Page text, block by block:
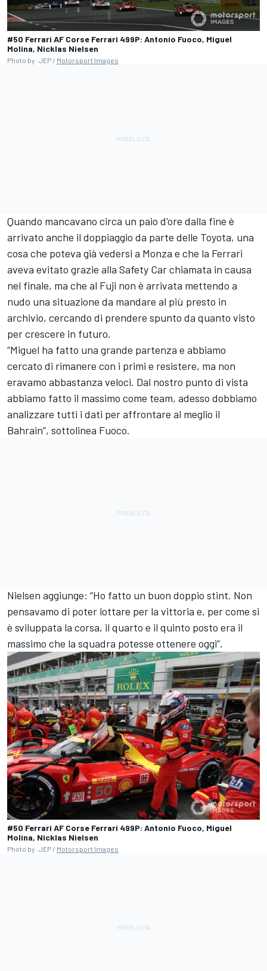
#50 Ferrari AF Corse Ferrari 499P: Antonio Fuoco, Miguel
Molina, Nicklas Nielsen
Photo by: JEP / Motorsport Images
Quando mancavano circa un paio d'ore dalla fine è
arrivato anche il doppiaggio da parte delle Toyota, una
cosa che poteva già vedersi a Monza e che la Ferrari
aveva evitato grazie alla Safety Car chiamata in causa
nel finale, ma che al Fuji non è arrivata mettendo a
nudo una situazione da mandare al più presto in
archivio, cercando di prendere spunto da quanto visto
per crescere in futuro.
“Miguel ha fatto una grande partenza e abbiamo
cercato di rimanere con i primi e resistere, ma non
eravamo abbastanza veloci. Dal nostro punto di vista
abbiamo fatto il massimo come team, adesso dobbiamo
analizzare tutti i dati per affrontare al meglio il
Bahrain”, sottolinea Fuoco.
Nielsen aggiunge: “Ho fatto un buon doppio stint. Non
pensavamo di poter lottare per la vittoria e, per come si
è sviluppata la corsa, il quarto e il quinto posto era il
massimo che la squadra potesse ottenere oggi”.
#50 Ferrari AF Corse Ferrari 499P: Antonio Fuoco, Miguel
Molina, Nicklas Nielsen
Photo by: JEP / Motorsport Images